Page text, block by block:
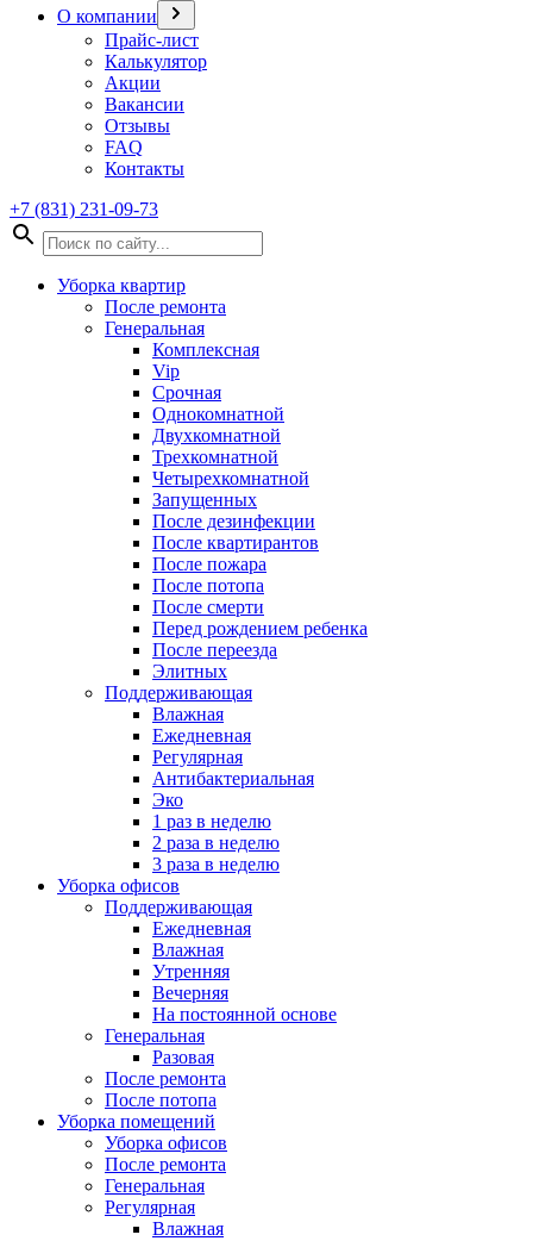
О компании
Прайс-лист
Калькулятор
Акции
Вакансии
Отзывы
FAQ
Контакты
+7 (831) 231-09-73
Уборка квартир
После ремонта
Генеральная
Комплексная
Vip
Срочная
Однокомнатной
Двухкомнатной
Трехкомнатной
Четырехкомнатной
Запущенных
После дезинфекции
После квартирантов
После пожара
После потопа
После смерти
Перед рождением ребенка
После переезда
Элитных
Поддерживающая
Влажная
Ежедневная
Регулярная
Антибактериальная
Эко
1 раз в неделю
2 раза в неделю
3 раза в неделю
Уборка офисов
Поддерживающая
Ежедневная
Влажная
Утренняя
Вечерняя
На постоянной основе
Генеральная
Разовая
После ремонта
После потопа
Уборка помещений
Уборка офисов
После ремонта
Генеральная
Регулярная
Влажная